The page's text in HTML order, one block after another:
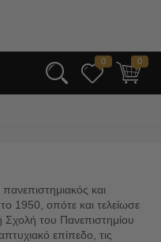
0 0
και
1950, οπότε και τελείωσε
Σχολή του Πανεπιστημίου
επίπεδο, τις